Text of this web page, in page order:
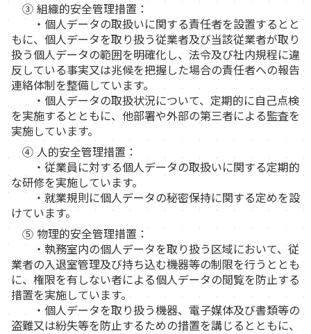
③ 組織的安全管理措置：
・個人データの取扱いに関する責任者を設置するとと
もに、個人データを取り扱う従業者及び当該従業者が取り
扱う個人データの範囲を明確化し、法令及び社内規程に違
反している事実又は兆候を把握した場合の責任者への報告
連絡体制を整備しています。
・個人データの取扱状況について、定期的に自己点検
を実施するとともに、他部署や外部の第三者による監査を
実施しています。
④ 人的安全管理措置：
・従業員に対する個人データの取扱いに関する定期的
な研修を実施しています。
・就業規則に個人データの秘密保持に関する定めを設
けています。
⑤ 物理的安全管理措置：
・執務室内の個人データを取り扱う区域において、従
業者の入退室管理及び持ち込む機器等の制限を行うととも
に、権限を有しない者による個人データの閲覧を防止する
措置を実施しています。
・個人データを取り扱う機器、電子媒体及び書類等の
盗難又は紛失等を防止するための措置を講じるとともに、